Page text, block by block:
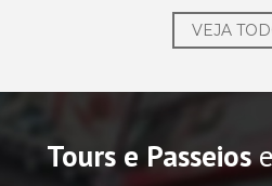
VEJA
Tours e Passeios